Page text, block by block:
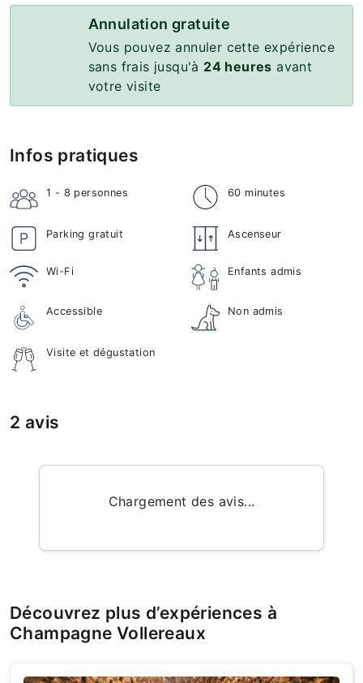
Annulation gratuite
Vous pouvez annuler cette expérience
sans frais jusqu'à 24 heures avant
votre visite
Infos pratiques
1 - 8 personnes 60 minutes
Parking gratuit Ascenseur
Wi-Fi Enfants admis
Accessible Non admis
Visite et dégustation
2 avis
Chargement des avis...
Découvrez plus d’expériences à
Champagne Vollereaux